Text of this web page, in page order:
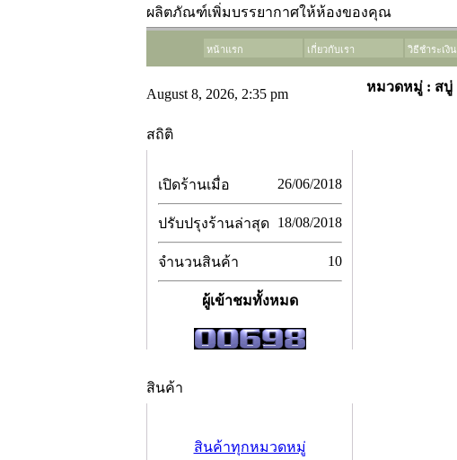
ผลิตภัณฑ์เพิ่มบรรยากาศให้ห้องของคุณ
หน้าแรก เกี่ยวกับเรา วิธีชำระเงิน
August 8, 2026, 2:35 pm
สถิติ
เปิดร้านเมื่อ 26/06/2018
ปรับปรุงร้านล่าสุด 18/08/2018
จำนวนสินค้า 10
ผู้เข้าชมทั้งหมด
สินค้า
สินค้าทุกหมวดหมู่
หมวดหมู่ : สบู่